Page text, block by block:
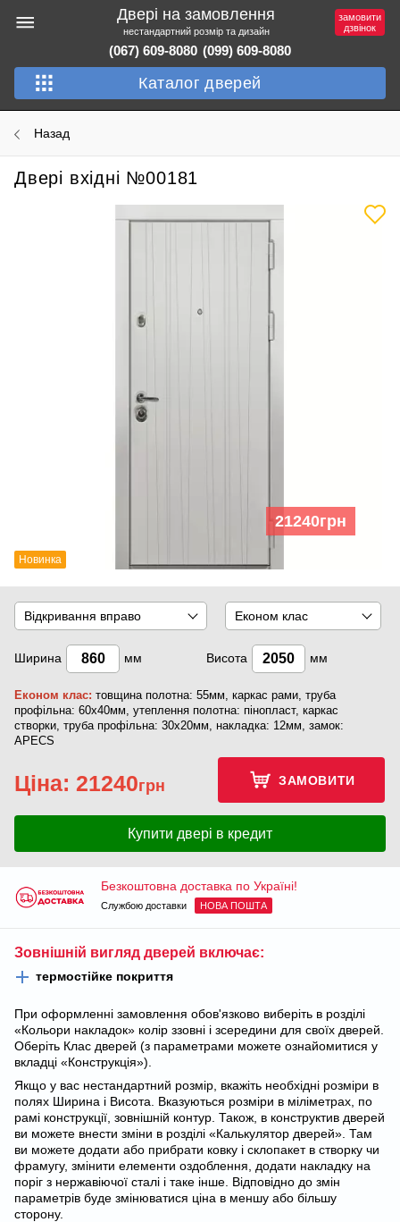
Двері на замовлення
нестандартний розмір та дизайн
(067) 609-8080 (099) 609-8080
Каталог дверей
замовити
дзвінок
Назад
Двері вхідні №00181
21240грн
Новинка
Відкривання вправо Економ клас
Ширина мм Висота мм
Економ клас: товщина полотна: 55мм, каркас рами, труба
профільна: 60х40мм, утеплення полотна: пінопласт, каркас
створки, труба профільна: 30х20мм, накладка: 12мм, замок:
APECS
Ціна: 21240грн ЗАМОВИТИ
Купити двері в кредит
Безкоштовна доставка по Україні!
Службою доставки НОВА ПОШТА
Зовнішній вигляд дверей включає:
термостійке покриття
При оформленні замовлення обов'язково виберіть в розділі
«Кольори накладок» колір ззовні і зсередини для своїх дверей.
Оберіть Клас дверей (з параметрами можете ознайомитися у
вкладці «Конструкція»).
Якщо у вас нестандартний розмір, вкажіть необхідні розміри в
полях Ширина і Висота. Вказуються розміри в міліметрах, по
рамі конструкції, зовнішній контур. Також, в конструктив дверей
ви можете внести зміни в розділі «Калькулятор дверей». Там
ви можете додати або прибрати ковку і склопакет в створку чи
фрамугу, змінити елементи оздоблення, додати накладку на
поріг з нержавіючої сталі і таке інше. Відповідно до змін
параметрів буде змінюватися ціна в меншу або більшу
сторону.